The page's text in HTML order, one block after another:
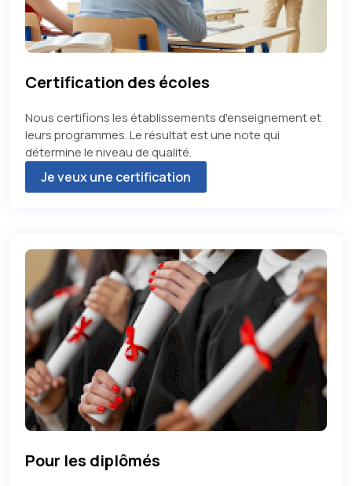
Certification des écoles
Nous certifions les établissements d'enseignement et
leurs programmes. Le résultat est une note qui
détermine le niveau de qualité.
Je veux une certification
Pour les diplômés